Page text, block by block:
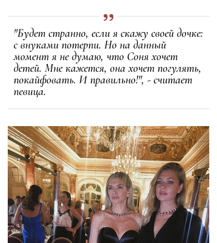
"Будет странно, если я скажу своей дочке:
с внуками потерпи. Но на данный
момент я не думаю, что Соня хочет
детей. Мне кажется, она хочет погулять,
покайфовать. И правильно!", - считает
певица.